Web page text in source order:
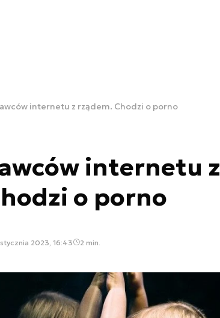
internetu z rządem. Chodzi o porno
internetu z
o porno
2023, 16:43 2 min.